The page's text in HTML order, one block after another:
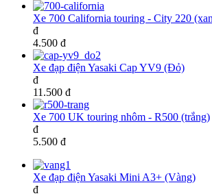
Xe 700 California touring - City 220
đ
4.500 đ
Xe đạp điện Yasaki Cap YV9 (Đỏ)
đ
11.500 đ
Xe 700 UK touring nhôm - R500 (trắng)
đ
5.500 đ
Xe đạp điện Yasaki Mini A3+ (Vàng)
đ